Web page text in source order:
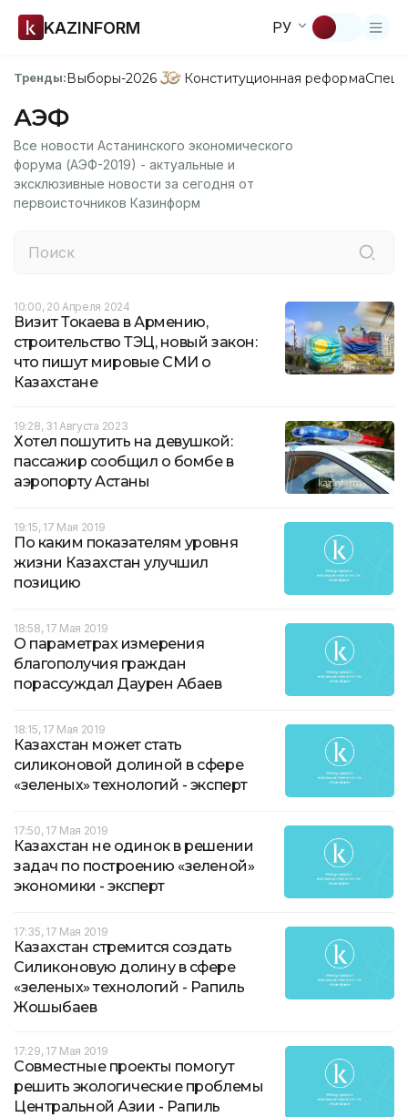
KAZINFORM РУ
Тренды:Выборы-2026 Конституционная реформа
АЭФ
Все новости Астанинского экономического
форума (АЭФ-2019) - актуальные и
эксклюзивные новости за сегодня от
первоисточников Казинформ
10:00, 20 Апреля 2024
Визит Токаева в Армению,
строительство ТЭЦ, новый закон:
что пишут мировые СМИ о
Казахстане
19:28, 31 Августа 2023
Хотел пошутить на девушкой:
пассажир сообщил о бомбе в
аэропорту Астаны
19:15, 17 Мая 2019
По каким показателям уровня
жизни Казахстан улучшил
позицию
18:58, 17 Мая 2019
О параметрах измерения
благополучия граждан
порассуждал Даурен Абаев
18:15, 17 Мая 2019
Казахстан может стать
силиконовой долиной в сфере
«зеленых» технологий - эксперт
17:50, 17 Мая 2019
Казахстан не одинок в решении
задач по построению «зеленой»
экономики - эксперт
17:35, 17 Мая 2019
Казахстан стремится создать
Силиконовую долину в сфере
«зеленых» технологий - Рапиль
Жошыбаев
17:29, 17 Мая 2019
Совместные проекты помогут
решить экологические проблемы
Центральной Азии - Рапиль